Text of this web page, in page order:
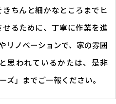
ちんと細かなところまでヒ
るために、丁寧に作業を進
リノベーションで、家の雰囲
思われているかたは、是非
ズ」までご一報ください。